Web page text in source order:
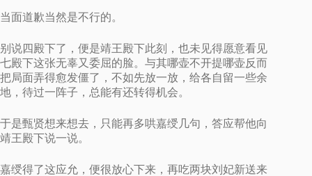
当面道歉当然是不行的。
别说四殿下了，便是靖王殿下此刻，也未见得愿意看见
七殿下这张无辜又委屈的脸。与其哪壶不开提哪壶反而
把局面弄得愈发僵了，不如先放一放，给各自留一些余
地，待过一阵子，总能有还转得机会。
于是甄贤想来想去，只能再多哄嘉绶几句，答应帮他向
靖王殿下说一说。
嘉绶得了这应允，便很放心下来，再吃两块刘妃新送来